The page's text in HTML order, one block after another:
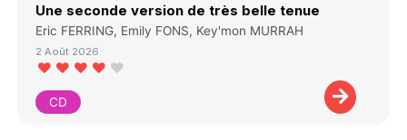
Une seconde version de très belle tenue
Eric FERRING, Emily FONS, Key'mon MURRAH
2 Août 2026
CD